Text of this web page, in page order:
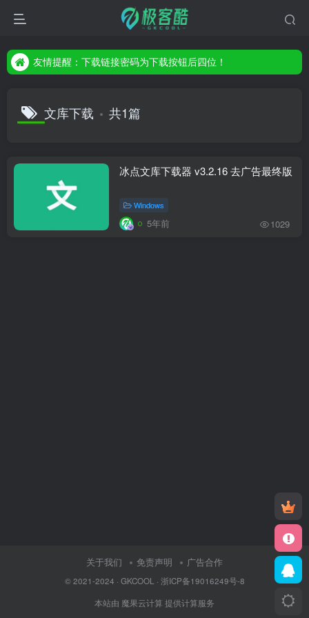
友情提醒：下载链接密码为下载按钮后四位！
友情提醒：下载链接密码为下载按钮后四位！
文库下载 共1篇
冰点文库下载器 v3.2.16 去广告最终版
Windows
5年前 1029
关于我们 免责声明 广告合作
© 2021-2024 · GKCOOL · 浙ICP备19016249号-8
本站由 魔果云计算 提供计算服务